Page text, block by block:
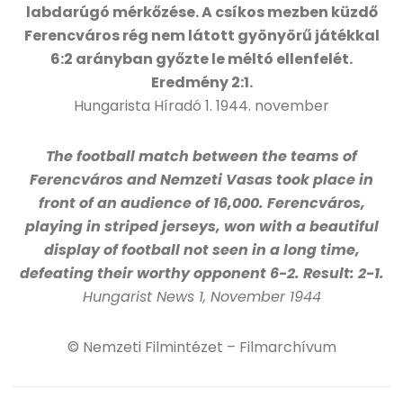
labdarúgó mérkőzése. A csíkos mezben küzdő
Ferencváros rég nem látott gyönyörű játékkal
6:2 arányban győzte le méltó ellenfelét.
Eredmény 2:1.
Hungarista Híradó 1. 1944. november
The football match between the teams of
Ferencváros and Nemzeti Vasas took place in
front of an audience of 16,000. Ferencváros,
playing in striped jerseys, won with a beautiful
display of football not seen in a long time,
defeating their worthy opponent 6-2. Result: 2-1.
Hungarist News 1, November 1944
© Nemzeti Filmintézet – Filmarchívum